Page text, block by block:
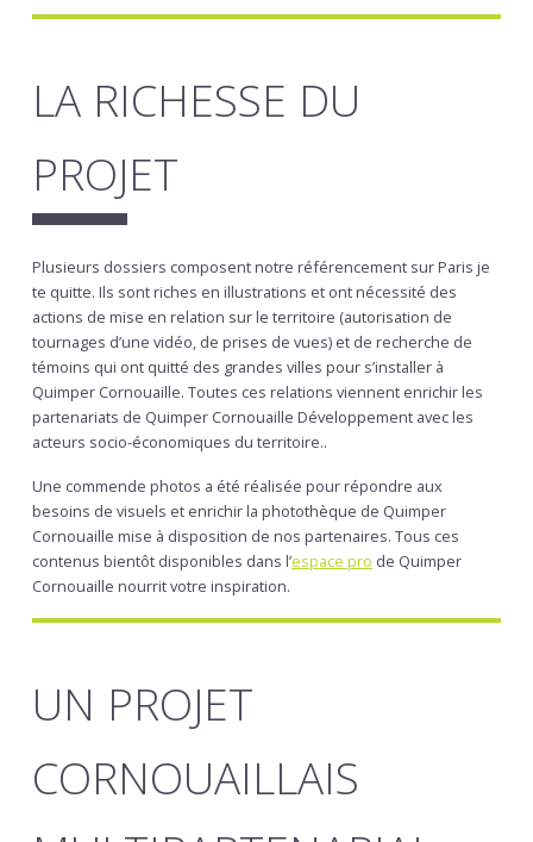
LA RICHESSE DU
PROJET
Plusieurs dossiers composent notre référencement sur Paris je
te quitte. Ils sont riches en illustrations et ont nécessité des
actions de mise en relation sur le territoire (autorisation de
tournages d’une vidéo, de prises de vues) et de recherche de
témoins qui ont quitté des grandes villes pour s’installer à
Quimper Cornouaille. Toutes ces relations viennent enrichir les
partenariats de Quimper Cornouaille Développement avec les
acteurs socio-économiques du territoire..
Une commende photos a été réalisée pour répondre aux
besoins de visuels et enrichir la photothèque de Quimper
Cornouaille mise à disposition de nos partenaires. Tous ces
contenus bientôt disponibles dans l’espace pro de Quimper
Cornouaille nourrit votre inspiration.
UN PROJET
CORNOUAILLAIS